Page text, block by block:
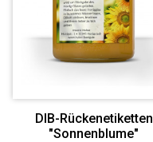
DIB-Rückenetiketten
"Sonnenblume"